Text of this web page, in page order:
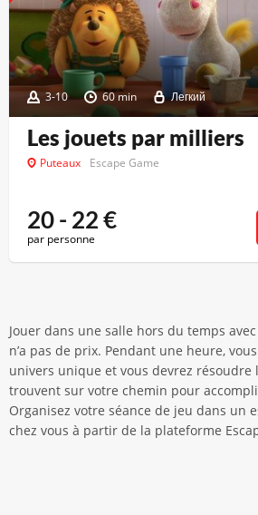
3-10 60 min Легкий
Les jouets par milliers
Puteaux Escape Game
20 - 22€
par personne
Jouer dans une salle hors du temps
n’a pas de prix. Pendant une heure,
univers unique et vous devrez résoudre
trouvent sur votre chemin pour
Organisez votre séance de jeu dans un
chez vous à partir de la plateforme